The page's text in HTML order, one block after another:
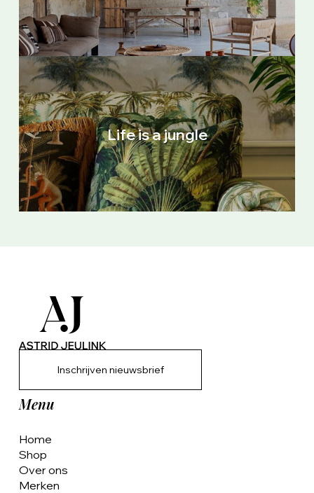
Life is a jungle
Inschrijven nieuwsbrief
Menu
Home
Shop
Over ons
Merken